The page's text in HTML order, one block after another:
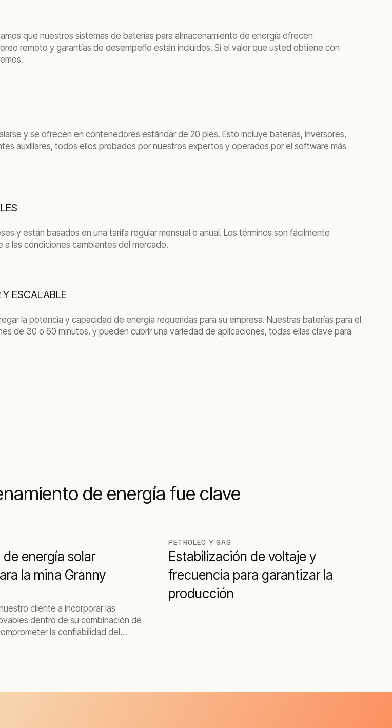
que nuestros sistemas de baterías para almacenamiento de energía ofrecen
remoto y garantías de desempeño están incluidos. Si el valor que usted obtiene con
y se ofrecen en contenedores estándar de 20 pies. Esto incluye baterías, inversores,
auxiliares, todos ellos probados por nuestros expertos y operados por el software más
y están basados en una tarifa regular mensual o anual. Los términos son fácilmente
las condiciones cambiantes del mercado.
ESCALABLE
la potencia y capacidad de energía requeridas para su empresa. Nuestras baterías para el
de 30 o 60 minutos, y pueden cubrir una variedad de aplicaciones, todas ellas clave para
de energía fue clave
energía solar
la mina Granny
cliente a incorporar las
dentro de su combinación de
la confiabilidad del
PETRÓLEO Y GAS
Estabilización de voltaje y
frecuencia para garantizar la
producción